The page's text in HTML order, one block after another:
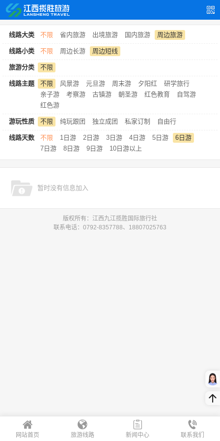
线路大类 不限 省内旅游 出境旅游 国内旅游 周边旅游
线路小类 不限 周边长游 周边短线
旅游分类 不限
线路主题 不限 风景游 元旦游 周末游 夕阳红
研学旅行
亲子游
考察游 古镇游 朝圣游 红色教育
自驾游
红色游
游玩性质 不限 纯玩跟团 独立成团 私家订制 自由行
线路天数 不限 1日游 2日游 3日游 4日游 5日游
6日游
7日游
8日游 9日游 10日游以上
暂时没有信息加入
版权所有：江西九江揽胜国际旅行社
联系电话：0792-8357788、18807025763
网站首页 旅游线路 新闻中心 联系我们